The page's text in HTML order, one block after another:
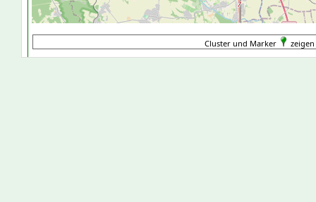
Cluster und Marker